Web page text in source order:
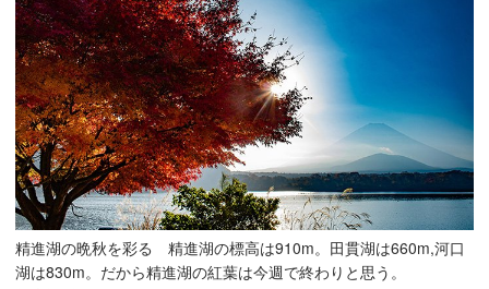
精進湖の晩秋を彩る 精進湖の標高は910m。田貫湖は660m,河口
湖は830m。だから精進湖の紅葉は今週で終わりと思う。